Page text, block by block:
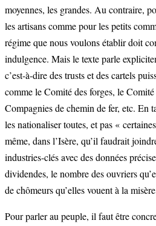
moyennes, les grandes. Au contraire,
les artisans comme pour les petits
régime que nous voulons établir doit
indulgence. Mais le texte parle
c’est-à-dire des trusts et des cartels
comme le Comité des forges, le
Compagnies de chemin de fer, etc. En
les nationaliser toutes, et pas «
même, dans l’Isère, qu’il faudrait
industries-clés avec des données
dividendes, le nombre des ouvriers
de chômeurs qu’elles vouent à la
Pour parler au peuple, il faut être